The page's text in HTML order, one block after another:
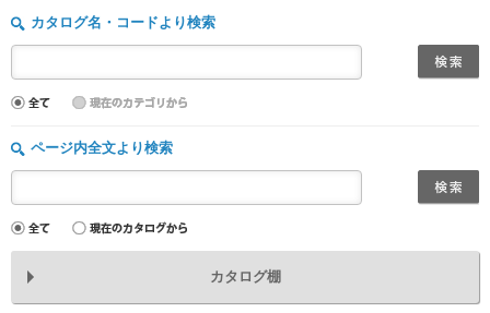
カタログ名・コードより検索
ページ内全文より検索
カタログ棚